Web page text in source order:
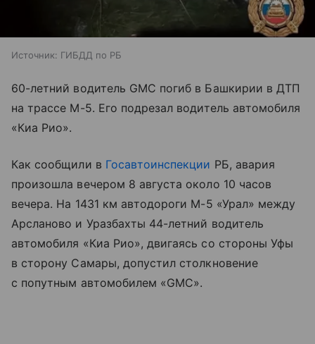
Источник: ГИБДД по РБ
60-летний водитель GMC погиб в Башкирии в ДТП
на трассе М-5. Его подрезал водитель автомобиля
«Киа Рио».
Как сообщили в Госавтоинспекции РБ, авария
произошла вечером 8 августа около 10 часов
вечера. На 1431 км автодороги М-5 «Урал» между
Арсланово и Уразбахты 44-летний водитель
автомобиля «Киа Рио», двигаясь со стороны Уфы
в сторону Самары, допустил столкновение
с попутным автомобилем «GMC».